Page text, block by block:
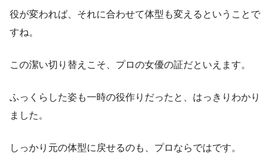
役が変われば、それに合わせて体型も変えるということで
すね。
この潔い切り替えこそ、プロの女優の証だといえます。
ふっくらした姿も一時の役作りだったと、はっきりわかり
ました。
しっかり元の体型に戻せるのも、プロならではです。